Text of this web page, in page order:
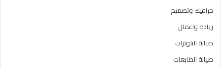
جرافيك وتصميم
ريادة واعمال
صيانة البلوترات
صيانة الطابعات